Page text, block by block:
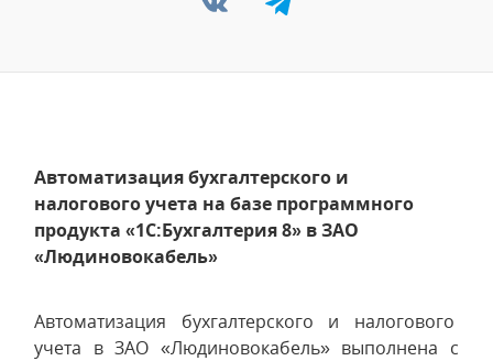
Автоматизация бухгалтерского и
налогового учета на базе программного
продукта «1С:Бухгалтерия 8» в ЗАО
«Людиновокабель»
Автоматизация бухгалтерского и налогового
учета в ЗАО «Людиновокабель» выполнена с